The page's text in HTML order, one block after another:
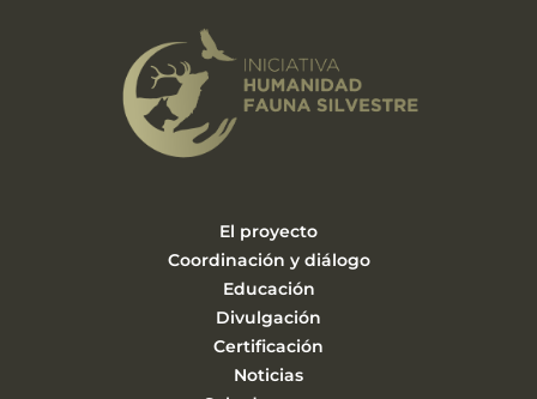
El proyecto
Coordinación y diálogo
Educación
Divulgación
Certificación
Noticias